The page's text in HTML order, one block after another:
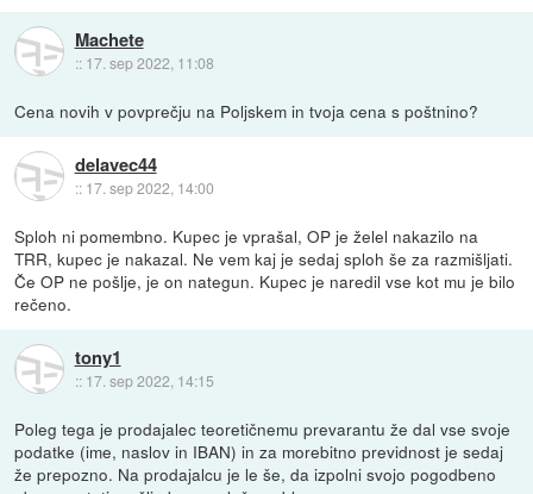
Machete
:: 17. sep 2022, 11:08
Cena novih v povprečju na Poljskem in tvoja cena s poštnino?
delavec44
:: 17. sep 2022, 14:00
Sploh ni pomembno. Kupec je vprašal, OP je želel nakazilo na
TRR, kupec je nakazal. Ne vem kaj je sedaj sploh še za razmišljati.
Če OP ne pošlje, je on nategun. Kupec je naredil vse kot mu je bilo
rečeno.
tony1
:: 17. sep 2022, 14:15
Poleg tega je prodajalec teoretičnemu prevarantu že dal vse svoje
podatke (ime, naslov in IBAN) in za morebitno previdnost je sedaj
že prepozno. Na prodajalcu je le še, da izpolni svojo pogodbeno